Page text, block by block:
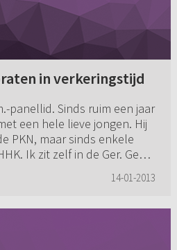
in verkeringstijd
panellid. Sinds ruim een jaar
een hele lieve jongen. Hij
PKN, maar sinds enkele
Ik zit zelf in de Ger. Gem.
14-01-2013